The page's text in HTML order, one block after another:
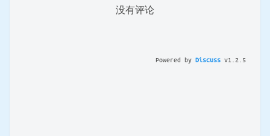
没有评论
Powered by Discuss v1.2.5